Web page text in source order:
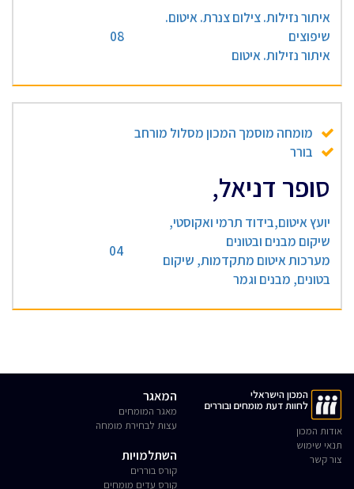
איתור נזילות. צילום צנרת. איטום.
שיפוצים
איתור נזילות. איטום
08
מומחה מוסמך המכון מסלול מורחב
בורר
סופר דניאל,
יועץ איטום,בידוד תרמי ואקוסטי,
שיקום מבנים ובטונים
מערכות איטום מתקדמות, שיקום
בטונים, מבנים וגמר
04
המכון הישראלי
לחוות דעת מומחים ובוררים
אודות המכון
תנאי שימוש
צור קשר
המאגר
מאגר המומחים
עצות לבחירת מומחה
השתלמויות
קורס בוררים
קורס עדים מומחים